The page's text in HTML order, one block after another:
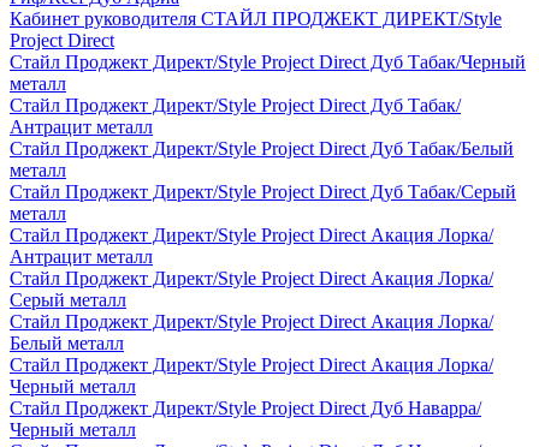
Кабинет руководителя СТАЙЛ ПРОДЖЕКТ ДИРЕКТ/Style
Project Direct
Стайл Проджект Директ/Style Project Direct Дуб Табак/Черный
металл
Стайл Проджект Директ/Style Project Direct Дуб Табак/
Антрацит металл
Стайл Проджект Директ/Style Project Direct Дуб Табак/Белый
металл
Стайл Проджект Директ/Style Project Direct Дуб Табак/Серый
металл
Стайл Проджект Директ/Style Project Direct Акация Лорка/
Антрацит металл
Стайл Проджект Директ/Style Project Direct Акация Лорка/
Серый металл
Стайл Проджект Директ/Style Project Direct Акация Лорка/
Белый металл
Стайл Проджект Директ/Style Project Direct Акация Лорка/
Черный металл
Стайл Проджект Директ/Style Project Direct Дуб Наварра/
Черный металл